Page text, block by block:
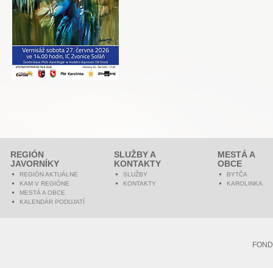
REGIÓN
JAVORNÍKY
REGIÓN AKTUÁLNE
KAM V REGIÓNE
MESTÁ A OBCE
KALENDÁR PODUJATÍ
SLUŽBY A
KONTAKTY
SLUŽBY
KONTAKTY
MESTÁ A
OBCE
BYTČA
KAROLINKA